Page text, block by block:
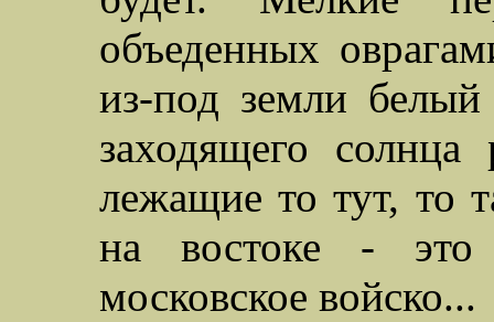
объеденных
из-под земли
заходящего
лежащие то тут, то
на востоке - это
московское войско...